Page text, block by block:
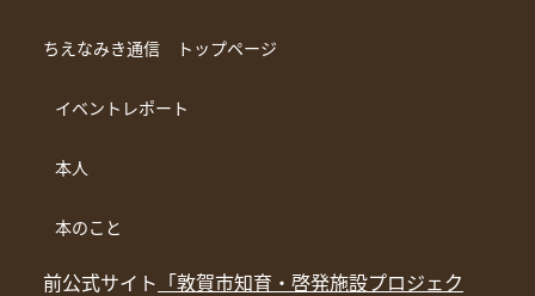
ちえなみき通信 トップページ
イベントレポート
本人
本のこと
前公式サイト 「敦賀市知育・啓発施設プロジェク